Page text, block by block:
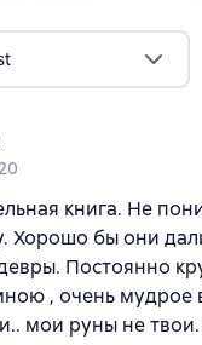
книга. Не
Хорошо бы они
Постоянно
, очень мудрое
мои руны не